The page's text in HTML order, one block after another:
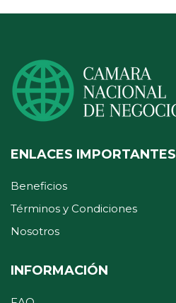
ENLACES IMPORTANTES
Beneficios
Términos y Condiciones
Nosotros
INFORMACIÓN